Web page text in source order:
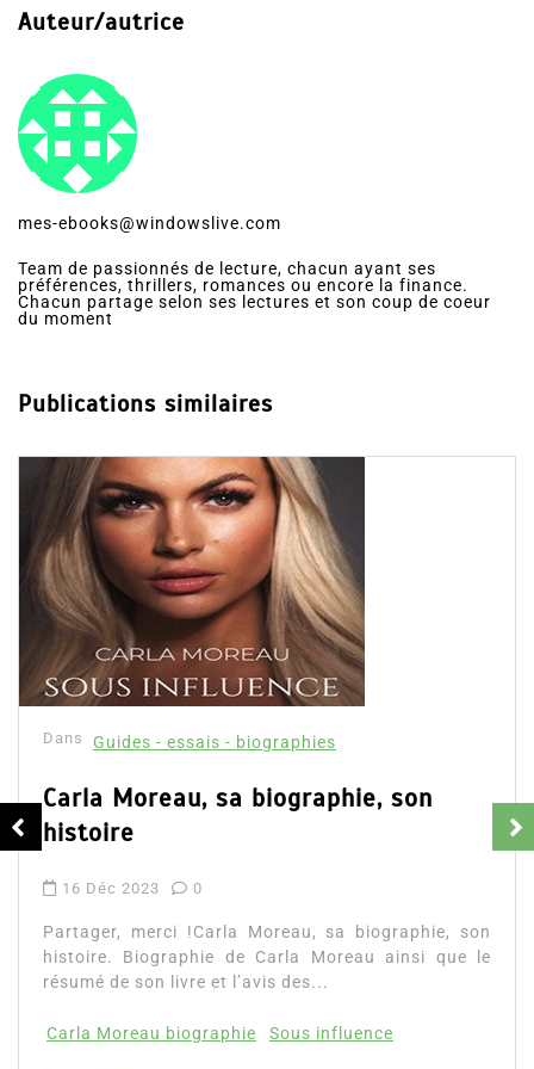
Auteur/autrice
mes-ebooks@windowslive.com
Team de passionnés de lecture, chacun ayant ses
préférences, thrillers, romances ou encore la finance.
Chacun partage selon ses lectures et son coup de coeur
du moment
Publications similaires
Dans Guides - essais - biographies
Carla Moreau, sa biographie, son
histoire
16 Déc 2023 0
Partager, merci !Carla Moreau, sa biographie, son
histoire. Biographie de Carla Moreau ainsi que le
résumé de son livre et l’avis des...
Carla Moreau biographie Sous influence